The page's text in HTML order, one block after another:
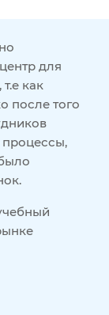
для
как
после того